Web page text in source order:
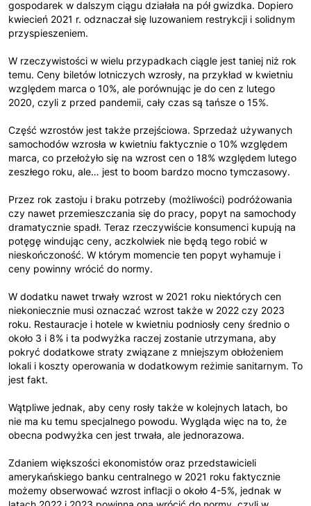
gospodarek w dalszym ciągu działała na pół gwizdka. Dopiero
kwiecień 2021 r. odznaczał się luzowaniem restrykcji i solidnym
przyspieszeniem.
W rzeczywistości w wielu przypadkach ciągle jest taniej niż rok
temu. Ceny biletów lotniczych wzrosły, na przykład w kwietniu
względem marca o 10%, ale porównując je do cen z lutego
2020, czyli z przed pandemii, cały czas są tańsze o 15%.
Część wzrostów jest także przejściowa. Sprzedaż używanych
samochodów wzrosła w kwietniu faktycznie o 10% względem
marca, co przełożyło się na wzrost cen o 18% względem lutego
zeszłego roku, ale… jest to boom bardzo mocno tymczasowy.
Przez rok zastoju i braku potrzeby (możliwości) podróżowania
czy nawet przemieszczania się do pracy, popyt na samochody
dramatycznie spadł. Teraz rzeczywiście konsumenci kupują na
potęgę windując ceny, aczkolwiek nie będą tego robić w
nieskończoność. W którym momencie ten popyt wyhamuje i
ceny powinny wrócić do normy.
W dodatku nawet trwały wzrost w 2021 roku niektórych cen
niekoniecznie musi oznaczać wzrost także w 2022 czy 2023
roku. Restauracje i hotele w kwietniu podniosły ceny średnio o
około 3 i 8% i ta podwyżka raczej zostanie utrzymana, aby
pokryć dodatkowe straty związane z mniejszym obłożeniem
lokali i koszty operowania w dodatkowym reżimie sanitarnym. To
jest fakt.
Wątpliwe jednak, aby ceny rosły także w kolejnych latach, bo
nie ma ku temu specjalnego powodu. Wygląda więc na to, że
obecna podwyżka cen jest trwała, ale jednorazowa.
Zdaniem większości ekonomistów oraz przedstawicieli
amerykańskiego banku centralnego w 2021 roku faktycznie
możemy obserwować wzrost inflacji o około 4-5%, jednak w